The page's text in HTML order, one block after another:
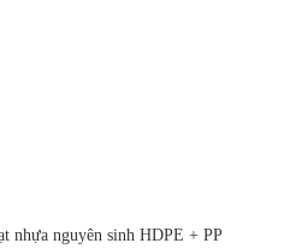
nhựa nguyên sinh HDPE + PP